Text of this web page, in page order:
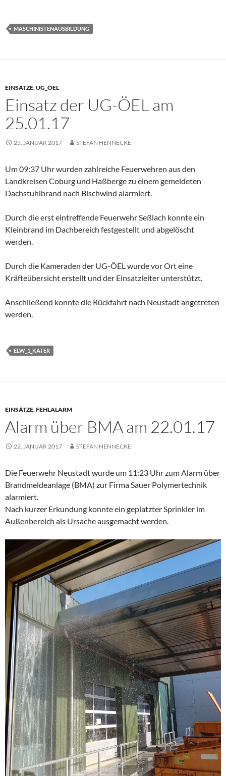
MASCHINISTENAUSBILDUNG
EINSÄTZE,UG_ÖEL
Einsatz der UG-ÖEL am
25.01.17
25. JANUAR 2017 STEFAN HENNECKE
Um 09:37 Uhr wurden zahlreiche Feuerwehren aus den
Landkreisen Coburg und Haßberge zu einem gemeldeten
Dachstuhlbrand nach Bischwind alarmiert.
Durch die erst eintreffende Feuerwehr Seßlach konnte ein
Kleinbrand im Dachbereich festgestellt und abgelöscht
werden.
Durch die Kameraden der UG-ÖEL wurde vor Ort eine
Kräfteübersicht erstellt und der Einsatzleiter unterstützt.
Anschließend konnte die Rückfahrt nach Neustadt angetreten
werden.
ELW_1_KATER
EINSÄTZE,FEHLALARM
Alarm über BMA am 22.01.17
22. JANUAR 2017 STEFAN HENNECKE
Die Feuerwehr Neustadt wurde um 11:23 Uhr zum Alarm über
Brandmeldeanlage (BMA) zur Firma Sauer Polymertechnik
alarmiert.
Nach kurzer Erkundung konnte ein geplatzter Sprinkler im
Außenbereich als Ursache ausgemacht werden.